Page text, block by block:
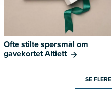
Ofte stilte spørsmål om
gavekortet Altiett
SE